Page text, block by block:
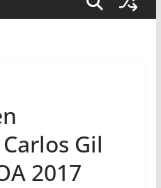
Gil
2017